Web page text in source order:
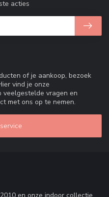
of je aankoop, bezoek
vind je onze
veelgestelde vragen en
met ons op te nemen.
acties